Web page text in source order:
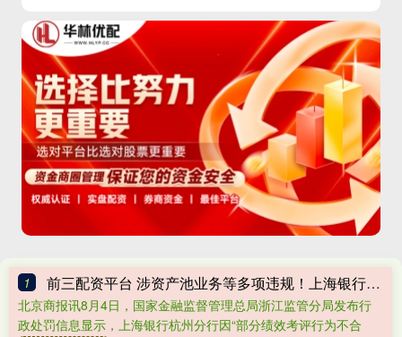
1 前三配资平台 涉资产池业务等多项违规！上海银行杭州分行被罚380万元
北京商报讯8月4日，国家金融监督管理总局浙江监管分局发布行
政处罚信息显示，上海银行杭州分行因“部分绩效考评行为不合